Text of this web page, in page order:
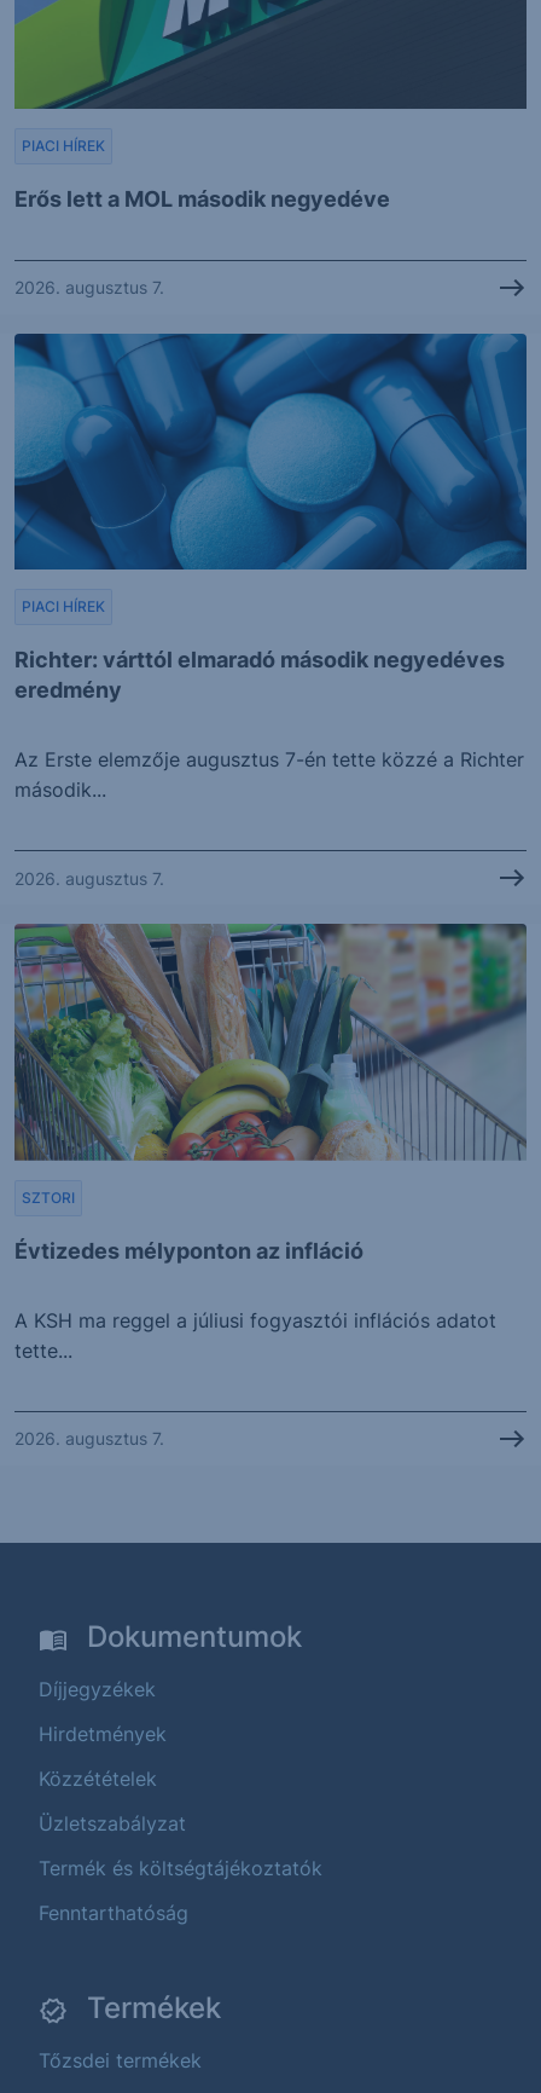
Erős lett a MOL második negyedéve
PIACI HÍREK
2026. augusztus 7.
Richter: várttól elmaradó második negyedéves
eredmény
PIACI HÍREK
Az Erste elemzője augusztus 7-én tette közzé a Richter
második...
2026. augusztus 7.
Évtizedes mélyponton az infláció
SZTORI
A KSH ma reggel a júliusi fogyasztói inflációs adatot
tette...
2026. augusztus 7.
Dokumentumok
Díjjegyzékek
Hirdetmények
Közzétételek
Üzletszabályzat
Termék és költségtájékoztatók
Fenntarthatóság
Termékek
Tőzsdei termékek